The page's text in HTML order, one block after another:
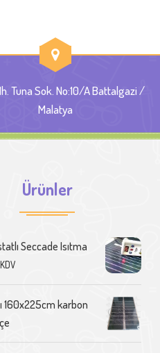
Tuna Sok. No:10/A Battalgazi /
Malatya
Ürünler
Seccade Isıtma
KDV
160x225cm karbon